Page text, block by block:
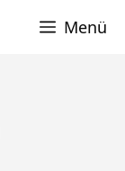
Menü